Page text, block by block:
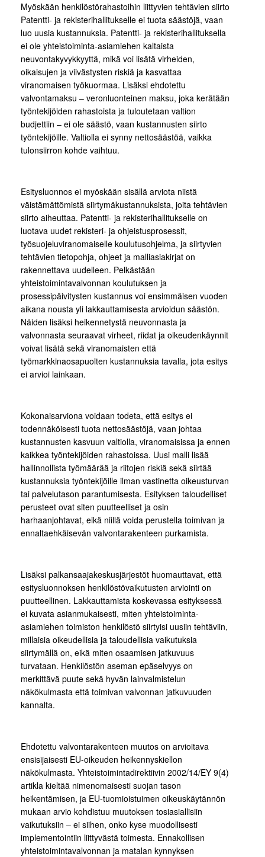
Myöskään henkilöstörahastoihin liittyvien tehtävien siirto
Patentti- ja rekisterihallitukselle ei tuota säästöjä, vaan
luo uusia kustannuksia. Patentti- ja rekisterihallituksella
ei ole yhteistoiminta-asiamiehen kaltaista
neuvontakyvykkyyttä, mikä voi lisätä virheiden,
oikaisujen ja viivästysten riskiä ja kasvattaa
viranomaisen työkuormaa. Lisäksi ehdotettu
valvontamaksu – veronluonteinen maksu, joka kerätään
työntekijöiden rahastoista ja tuloutetaan valtion
budjettiin – ei ole säästö, vaan kustannusten siirto
työntekijöille. Valtiolla ei synny nettosäästöä, vaikka
tulonsiirron kohde vaihtuu.
Esitysluonnos ei myöskään sisällä arviota niistä
väistämättömistä siirtymäkustannuksista, joita tehtävien
siirto aiheuttaa. Patentti- ja rekisterihallitukselle on
luotava uudet rekisteri- ja ohjeistusprosessit,
työsuojeluviranomaiselle koulutusohjelma, ja siirtyvien
tehtävien tietopohja, ohjeet ja malliasiakirjat on
rakennettava uudelleen. Pelkästään
yhteistoimintavalvonnan koulutuksen ja
prosessipäivitysten kustannus voi ensimmäisen vuoden
aikana nousta yli lakkauttamisesta arvioidun säästön.
Näiden lisäksi heikennetystä neuvonnasta ja
valvonnasta seuraavat virheet, riidat ja oikeudenkäynnit
voivat lisätä sekä viranomaisten että
työmarkkinaosapuolten kustannuksia tavalla, jota esitys
ei arvioi lainkaan.
Kokonaisarviona voidaan todeta, että esitys ei
todennäköisesti tuota nettosäästöjä, vaan johtaa
kustannusten kasvuun valtiolla, viranomaisissa ja ennen
kaikkea työntekijöiden rahastoissa. Uusi malli lisää
hallinnollista työmäärää ja riitojen riskiä sekä siirtää
kustannuksia työntekijöille ilman vastinetta oikeusturvan
tai palvelutason parantumisesta. Esityksen taloudelliset
perusteet ovat siten puutteelliset ja osin
harhaanjohtavat, eikä niillä voida perustella toimivan ja
ennaltaehkäisevän valvontarakenteen purkamista.
Lisäksi palkansaajakeskusjärjestöt huomauttavat, että
esitysluonnoksen henkilöstövaikutusten arviointi on
puutteellinen. Lakkauttamista koskevassa esityksessä
ei kuvata asianmukaisesti, miten yhteistoiminta-
asiamiehen toimiston henkilöstö siirtyisi uusiin tehtäviin,
millaisia oikeudellisia ja taloudellisia vaikutuksia
siirtymällä on, eikä miten osaamisen jatkuvuus
turvataan. Henkilöstön aseman epäselvyys on
merkittävä puute sekä hyvän lainvalmistelun
näkökulmasta että toimivan valvonnan jatkuvuuden
kannalta.
Ehdotettu valvontarakenteen muutos on arvioitava
ensisijaisesti EU-oikeuden heikennyskiellon
näkökulmasta. Yhteistoimintadirektiivin 2002/14/EY 9(4)
artikla kieltää nimenomaisesti suojan tason
heikentämisen, ja EU-tuomioistuimen oikeuskäytännön
mukaan arvio kohdistuu muutoksen tosiasiallisiin
vaikutuksiin – ei siihen, onko kyse muodollisesti
implementointiin liittyvästä toimesta. Ennakollisen
yhteistoimintavalvonnan ja matalan kynnyksen